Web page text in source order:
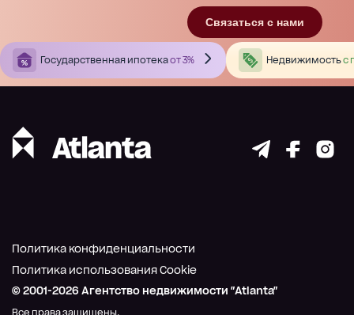
Связаться с нами
Государственная ипотекаот 3% Недвижимостьс
© 2001-2026 Агентство недвижимости "Atlanta"
Все права защищены.
Политика конфиденциальности
Политика использования Cookie